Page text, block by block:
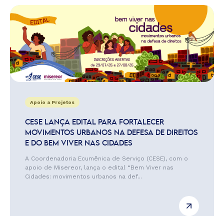
Apoio a Projetos
CESE LANÇA EDITAL PARA FORTALECER
MOVIMENTOS URBANOS NA DEFESA DE DIREITOS
E DO BEM VIVER NAS CIDADES
A Coordenadoria Ecumênica de Serviço (CESE), com o
apoio de Misereor, lança o edital “Bem Viver nas
Cidades: movimentos urbanos na def...